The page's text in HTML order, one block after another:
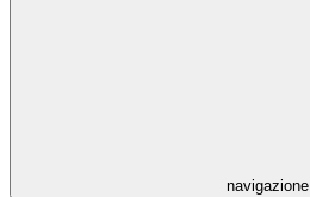
navigazione